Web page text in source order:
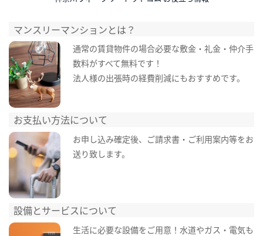
マンスリーマンションとは？
通常の賃貸物件の場合必要な敷金・礼金・仲介手
数料がすべて無料です！
法人様の出張時の経費削減にもおすすめです。
お支払い方法について
お申し込み確定後、ご請求書・ご利用案内等をお
送り致します。
設備とサービスについて
生活に必要な設備をご用意！水道やガス・電気も